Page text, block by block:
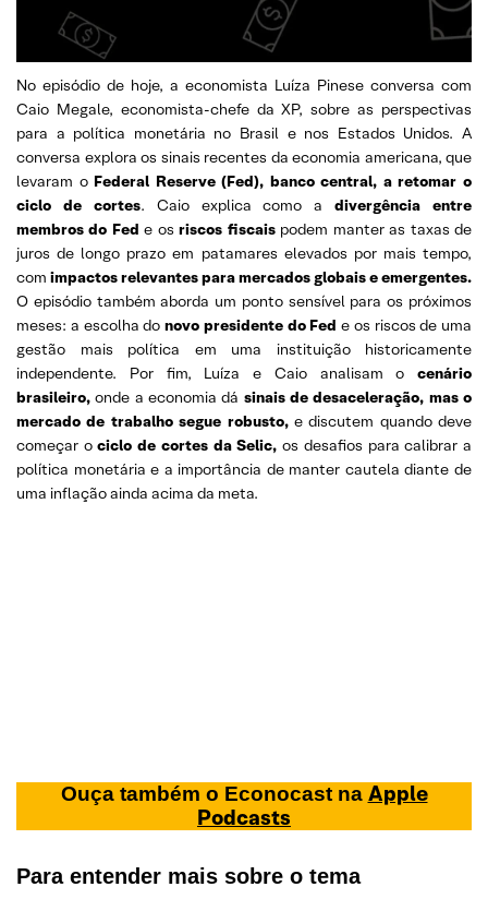
No episódio de hoje, a economista Luíza Pinese conversa com
Caio Megale, economista-chefe da XP, sobre as perspectivas
para a política monetária no Brasil e nos Estados Unidos. A
conversa explora os sinais recentes da economia americana, que
levaram o Federal Reserve (Fed), banco central, a retomar o
ciclo de cortes. Caio explica como adivergência entre
membros do Fed e osriscos fiscaispodem manter as taxas de
juros de longo prazo em patamares elevados por mais tempo,
com impactos relevantes para mercados globais e emergentes.
O episódio também aborda um ponto sensível para os próximos
meses: a escolha do novo presidente do Fed e os riscos de uma
gestão mais política em uma instituição historicamente
independente. Por fim, Luíza e Caio analisam o cenário
brasileiro, onde a economia dá sinais de desaceleração, mas o
mercado de trabalho segue robusto,e discutem quando deve
começar ociclo de cortes da Selic, os desafios para calibrar a
política monetária e a importância de manter cautela diante de
uma inflação ainda acima da meta.
Ouça também o Econocast na Apple
Podcasts
Para entender mais sobre o tema